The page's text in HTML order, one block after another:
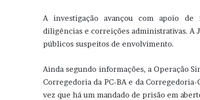
A investigação avançou com apoio de
diligências e correições administrativas. A
públicos suspeitos de envolvimento.
Ainda segundo informações, a Operação
Corregedoria da PC-BA e da
vez que há um mandado de prisão em